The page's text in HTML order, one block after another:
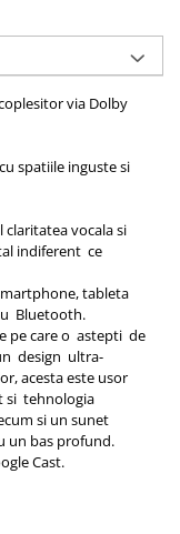
via Dolby
spatiile inguste si
claritatea vocala si
indiferent ce
tableta
Bluetooth.
pe care o astepti de
design ultra-
acesta este usor
si tehnologia
si un sunet
un bas profund.
Cast.